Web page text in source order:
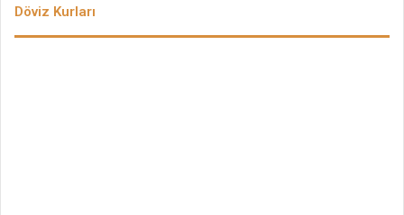
Döviz Kurları